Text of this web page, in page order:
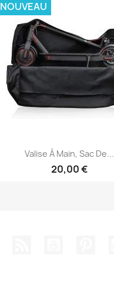
Valise À Main, Sac De...
20,00 €
NOUVEAU